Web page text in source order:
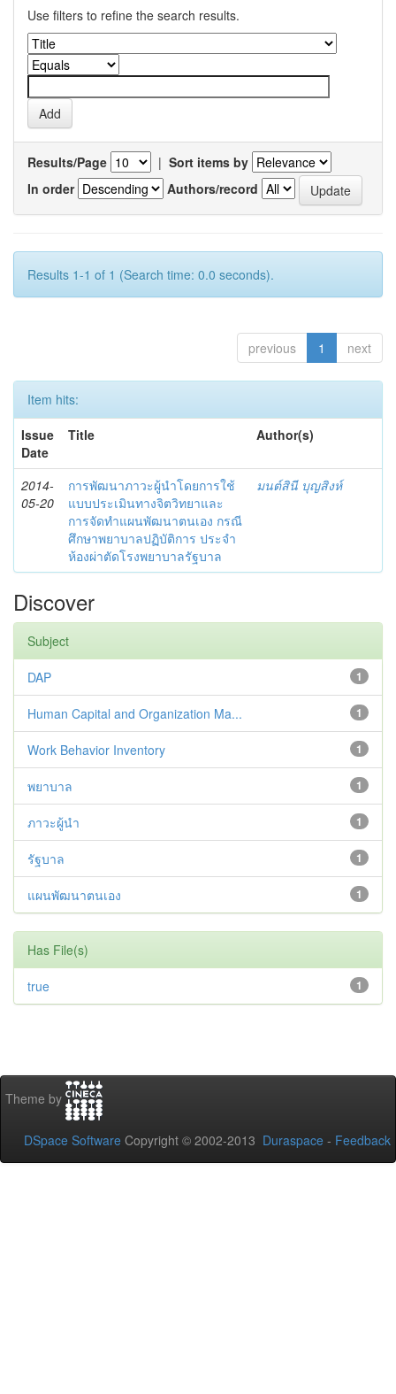
Use filters to refine the search results.
Results/Page | Sort items by
In order
Authors/record
Results 1-1 of 1 (Search time: 0.0 seconds).
previous 1 next
Item hits:
Issue
Date
Title Author(s)
2014-
05-20
การพัฒนาภาวะผู้นำโดยการใช้
แบบประเมินทางจิตวิทยาและ
การจัดทำแผนพัฒนาตนเอง กรณี
ศึกษาพยาบาลปฏิบัติการ ประจำ
ห้องผ่าตัดโรงพยาบาลรัฐบาล
มนต์สินี บุญสิงห์
Discover
Subject
1
DAP
1
Human Capital and Organization Ma...
1
Work Behavior Inventory
1
พยาบาล
1
ภาวะผู้นำ
1
รัฐบาล
1
แผนพัฒนาตนเอง
Has File(s)
1
true
Theme by
DSpace Software Copyright © 2002-2013 Duraspace - Feedback